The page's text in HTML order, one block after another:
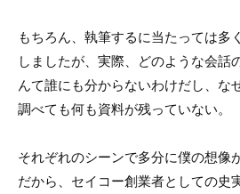
もちろん、執筆するに当たっては多
しましたが、実際、どのような会話
んて誰にも分からないわけだし、な
調べても何も資料が残っていない。
それぞれのシーンで多分に僕の想像
だから、セイコー創業者としての史